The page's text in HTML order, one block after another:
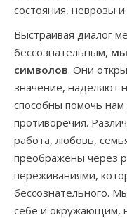
состояния, неврозы
Выстраивая диалог
бессознательным,
символов. Они
значение, наделяют
способны помочь
противоречия.
работа, любовь,
преображены через
переживаниями,
бессознательного.
себе и окружающим,